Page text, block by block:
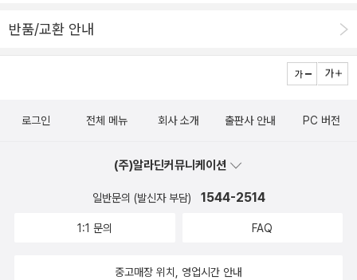
반품/교환 안내
로그인 전체 메뉴 회사 소개 출판사 안내 PC 버전
(주)알라딘커뮤니케이션
일반문의 (발신자 부담) 1544-2514
1:1 문의 FAQ
중고매장 위치, 영업시간 안내